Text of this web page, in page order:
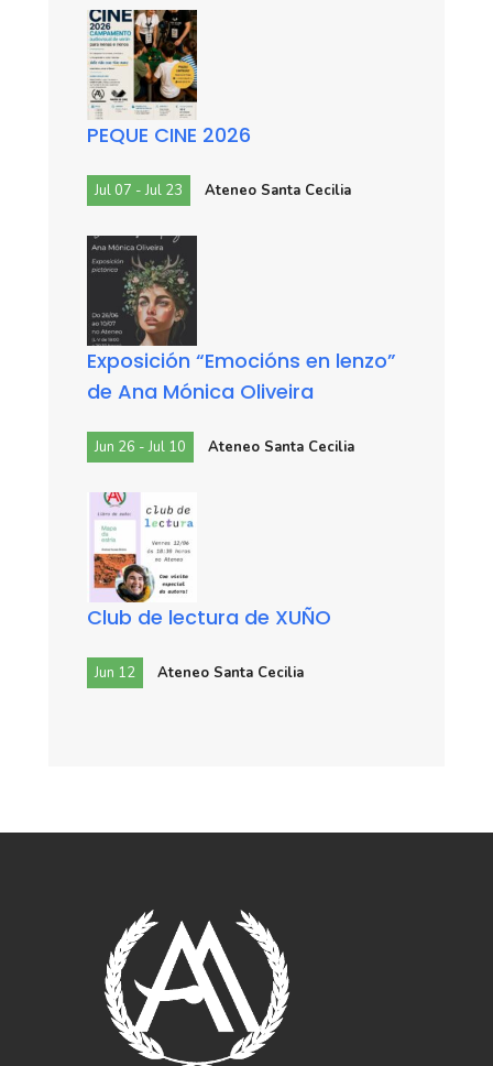
PEQUE CINE 2026
Jul 07 - Jul 23 Ateneo Santa Cecilia
Exposición “Emocións en lenzo”
de Ana Mónica Oliveira
Jun 26 - Jul 10 Ateneo Santa Cecilia
Club de lectura de XUÑO
Jun 12 Ateneo Santa Cecilia